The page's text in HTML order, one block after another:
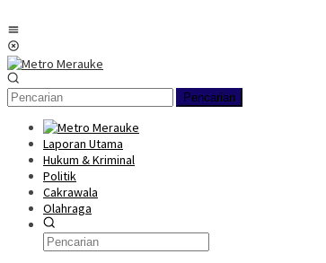
ke
konten
Pencarian
Laporan Utama
Hukum & Kriminal
Politik
Cakrawala
Olahraga